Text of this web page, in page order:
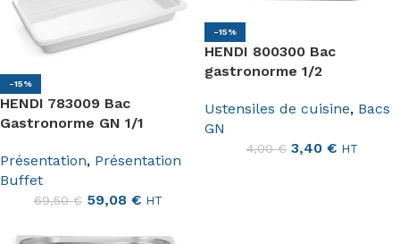
-15%
HENDI 783009 Bac
Gastronorme GN 1/1
Présentation, Présentation
Buffet
69,50€ 59,08 € HT
-15%
HENDI 800300 Bac
gastronorme 1/2
Ustensiles de cuisine, Bacs
GN
4,00€ 3,40 € HT